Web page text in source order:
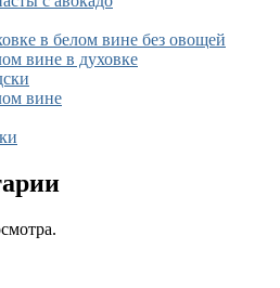
в белом вине без овощей
вине в духовке
вине